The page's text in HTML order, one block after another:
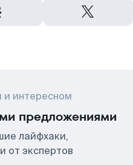
и интересном
предложениями
лайфхаки,
от экспертов